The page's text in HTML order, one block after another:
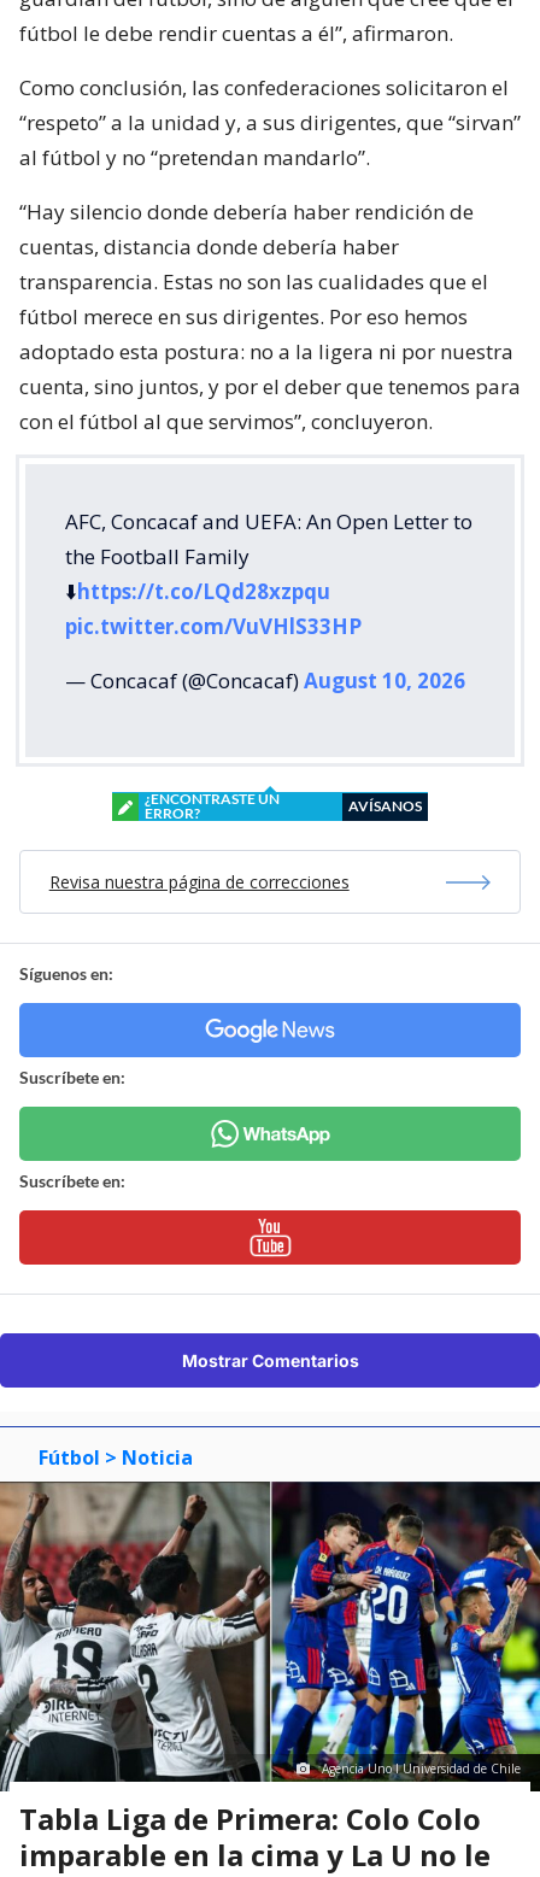
fútbol le debe rendir cuentas a él”, afirmaron.
Como conclusión, las confederaciones solicitaron el
“respeto” a la unidad y, a sus dirigentes, que “sirvan”
al fútbol y no “pretendan mandarlo”.
“Hay silencio donde debería haber rendición de
cuentas, distancia donde debería haber
transparencia. Estas no son las cualidades que el
fútbol merece en sus dirigentes. Por eso hemos
adoptado esta postura: no a la ligera ni por nuestra
cuenta, sino juntos, y por el deber que tenemos para
con el fútbol al que servimos”, concluyeron.
AFC, Concacaf and UEFA: An Open Letter to
the Football Family
⬇️https://t.co/LQd28xzpqu
pic.twitter.com/VuVHlS33HP
— Concacaf (@Concacaf)August 10, 2026
¿ENCONTRASTE UN
ERROR?
AVÍSANOS
Revisa nuestra página de correcciones
Síguenos en:
Suscríbete en:
Suscríbete en:
Mostrar Comentarios
Fútbol > Noticia
Agencia Uno I Universidad de Chile
Tabla Liga de Primera: Colo Colo
imparable en la cima y La U no le